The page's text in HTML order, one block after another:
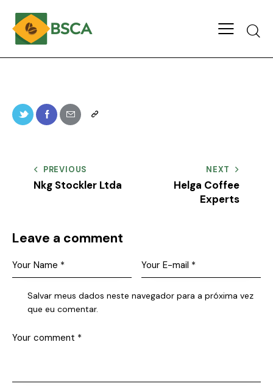
PREVIOUS
Nkg Stockler Ltda
NEXT
Helga Coffee
Experts
Leave a comment
Salvar meus dados neste navegador para a próxima vez
que eu comentar.